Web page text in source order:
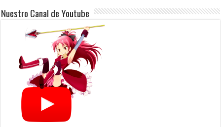
Nuestro Canal de Youtube